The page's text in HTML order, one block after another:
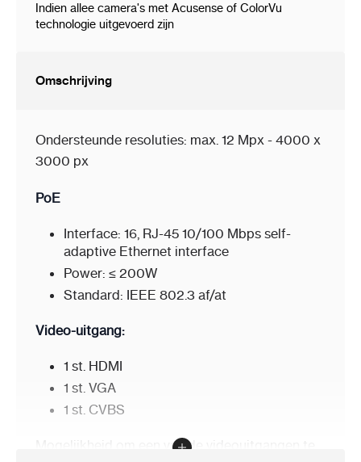
Indien allee camera's met Acusense of ColorVu
technologie uitgevoerd zijn
Omschrijving
Ondersteunde resoluties: max. 12 Mpx - 4000 x
3000 px
PoE
Interface: 16, RJ-45 10/100 Mbps self-
adaptive Ethernet interface
Power: ≤ 200W
Standard: IEEE 802.3 af/at
Video-uitgang:
1 st. HDMI
1 st. VGA
1 st. CVBS
Mogelijkheid om een van de videouitgangen te